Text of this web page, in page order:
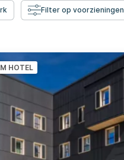
Filter op voorzieningen
HOTEL